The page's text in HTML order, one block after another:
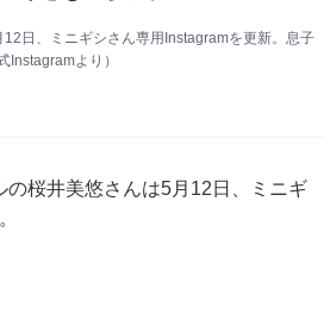
日、ミニギシさん専用Instagramを更新。息子
より）
桜井美悠さんは5月12日、ミニギ